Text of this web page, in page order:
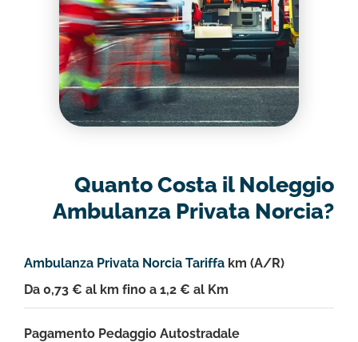
Quanto Costa il Noleggio
Ambulanza Privata Norcia?
Ambulanza Privata Norcia Tariffa km (A/R)
Da 0,73 € al km fino a 1,2 € al Km
Pagamento Pedaggio Autostradale